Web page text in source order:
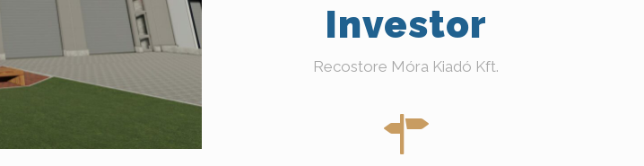
Investor
Recostore Móra Kiadó Kft.